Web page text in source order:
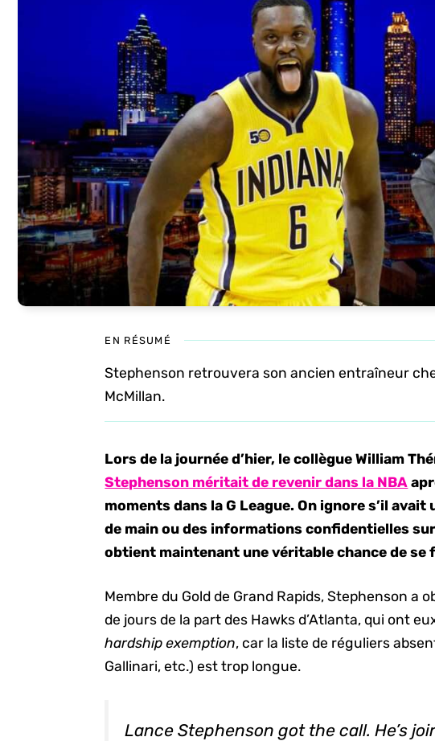
EN RÉSUMÉ
Stephenson retrouvera son ancien entraîneur
McMillan.
Lors de la journée d’hier, le collègue William
Stephenson méritait de revenir dans la NBA
moments dans la G League. On ignore s’il
de main ou des informations confidentielles
obtient maintenant une véritable chance de se
Membre du Gold de Grand Rapids, Stephenson a
de jours de la part des Hawks d’Atlanta, qui ont
hardship exemption, car la liste de réguliers
Gallinari, etc.) est trop longue.
Lance Stephenson got the call. He’s